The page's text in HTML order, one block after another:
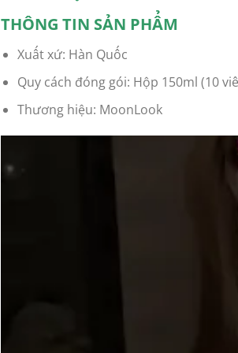
THÔNG TIN SẢN PHẨM
Xuất xứ: Hàn Quốc
Quy cách đóng gói: Hộp 150ml (10
Thương hiệu: MoonLook